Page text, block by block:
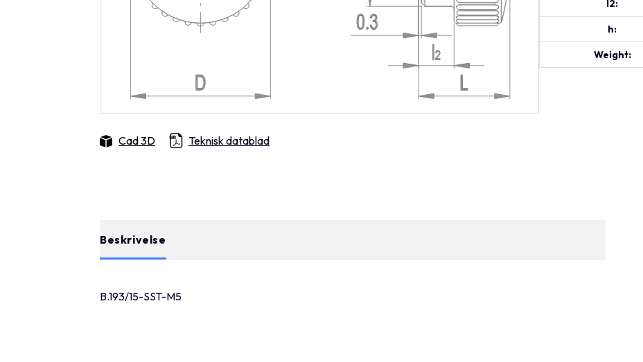
l2:
h:
Weight:
Cad 3D Teknisk datablad
Beskrivelse
B.193/15-SST-M5